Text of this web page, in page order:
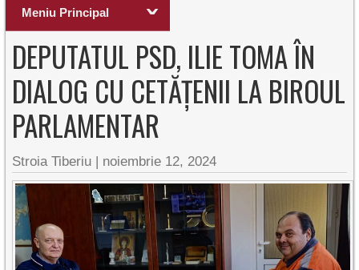
Meniu Principal
DEPUTATUL PSD, ILIE TOMA ÎN
DIALOG CU CETĂȚENII LA BIROUL
PARLAMENTAR
Stroia Tiberiu | noiembrie 12, 2024